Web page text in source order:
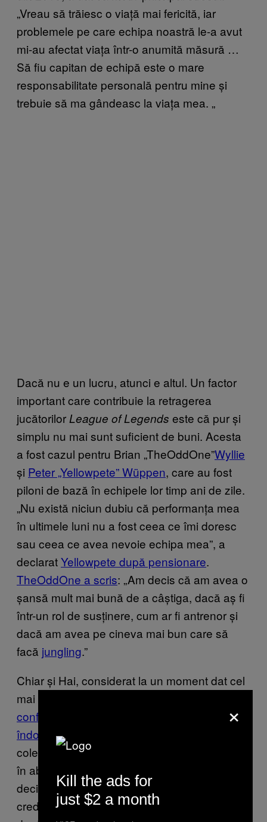
„Vreau să trăiesc o viață mai fericită, iar
problemele pe care echipa noastră le-a avut
mi-au afectat viața într-o anumită măsură …
Să fiu capitan de echipă este o mare
responsabilitate personală pentru mine și
trebuie să ma gândeasc la viața mea. „
Dacă nu e un lucru, atunci e altul. Un factor
important care contribuie la retragerea
jucătorilor League of Legends este că pur și
simplu nu mai sunt suficient de buni. Acesta
a fost cazul pentru Brian „TheOddOne”Wyllie
și Peter „Yellowpete” Wüppen, care au fost
piloni de bază în echipele lor timp ani de zile.
„Nu există niciun dubiu că performanța mea
în ultimele luni nu a fost ceea ce îmi doresc
sau ceea ce avea nevoie echipa mea”, a
declaratYellowpete după pensionare.
TheOddOne a scris: „Am decis că am avea o
șansă mult mai bună de a câștiga, dacă aș fi
într-un rol de susținere, cum ar fi antrenor și
dacă am avea pe cineva mai bun care să
facă jungling.”
Chiar și Hai, considerat la un moment dat cel
mai bun mid laner din America de Nord,
confruntat cu oameni care-i puneau la
îndoială abilitățile
colegii mei au început să-și piardă încrederea
în abilitățile mele ca jucător și ca factor de
decizie. Asta m-a afectat destul de tare. Nu
cred că este un obstacol, pe care puteam să-l
×
Kill the ads for
just $2 a month